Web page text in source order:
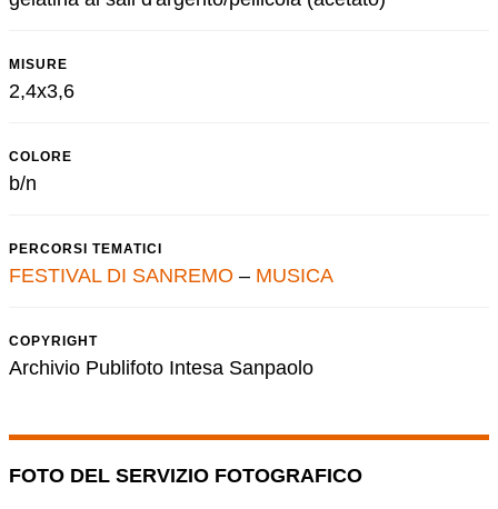
MISURE
2,4x3,6
COLORE
b/n
PERCORSI TEMATICI
FESTIVAL DI SANREMO – MUSICA
COPYRIGHT
Archivio Publifoto Intesa Sanpaolo
FOTO DEL SERVIZIO FOTOGRAFICO